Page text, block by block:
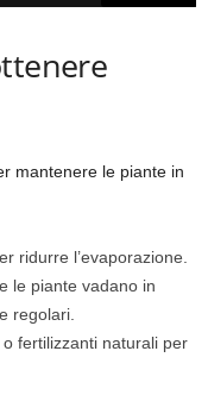
mantenere le piante in
ridurre l’evaporazione.
le piante vadano in
regolari.
fertilizzanti naturali per